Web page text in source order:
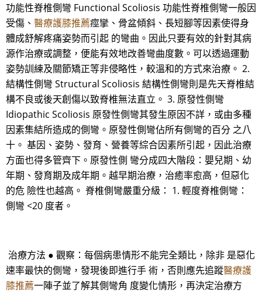
功能性脊椎側彎 Functional Scoliosis 功能性脊椎側彎一般因
受傷、 醫療護膝推薦痙攣、骨盆傾斜、長短腳等因素使得身
體成舒解疼痛姿勢而引起 的彎曲。因此只要有效的針對其病
源作治療或調整，便能有效地改善彎曲度數。可以透過運動
姿勢訓練及關節矯正等非侵略性，較溫和的方式來治療。 2.
結構性側彎 Structural Scoliosis 結構性側彎則是先天脊椎結
構不良或後天創傷以致脊椎無法直立。 3. 原發性側彎
Idiopathic Scoliosis 原發性側彎其發生原因不詳，或由多種
因素集結所造成的側彎。原發性側彎佔所有側彎的百分 之八
十。 基因、姿勢、發育、營養等綜合因素所引起，因此治療
方面也得多管齊下。原發性側 彎分成四大階段：嬰兒期、幼
年期、發育期及成年期。越早期治療，治癒率愈高，但惡化
的危 險性也越高。 脊椎側彎嚴重分級： 1. 輕度脊椎側彎：
側彎 <20 度者。
治療方法 ● 觀察：每個病患情形不能完全類比，除非 是惡化
速率最快的側彎，發現後即進行手 術，否則應先追蹤醫療護
膝推薦一陣子並了解其側彎角 度變化情形，再決定治療方